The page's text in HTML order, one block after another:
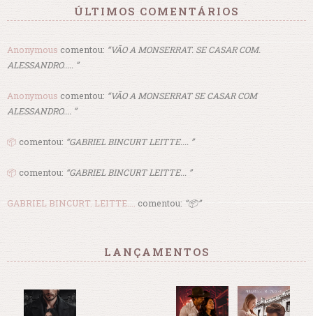
ÚLTIMOS COMENTÁRIOS
Anonymous comentou: “VÃO A MONSERRAT. SE CASAR COM.
ALESSANDRO..... ”
Anonymous comentou: “VÃO A MONSERRAT SE CASAR COM
ALESSANDRO.... ”
📦 comentou: “GABRIEL BINCURT LEITTE.... ”
📦 comentou: “GABRIEL BINCURT LEITTE... ”
GABRIEL BINCURT. LEITTE.... comentou: “📦”
LANÇAMENTOS